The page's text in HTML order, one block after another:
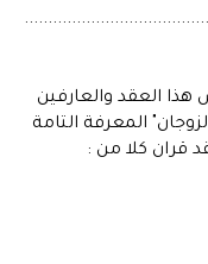
العقد والعارفين
المعرفة التامة
قران كلا من :